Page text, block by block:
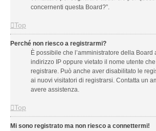
concernenti questa Board?”.
Top
Perché non riesco a registrarmi?
È possibile che l’amministratore della
indirizzo IP oppure vietato il nome utente
registrare. Può anche aver disabilitato le
ai nuovi visitatori di registrarsi. Contatta un
avere assistenza.
Top
Mi sono registrato ma non riesco a connettermi!